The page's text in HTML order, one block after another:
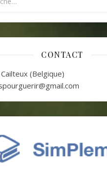
CONTACT
(Belgique)